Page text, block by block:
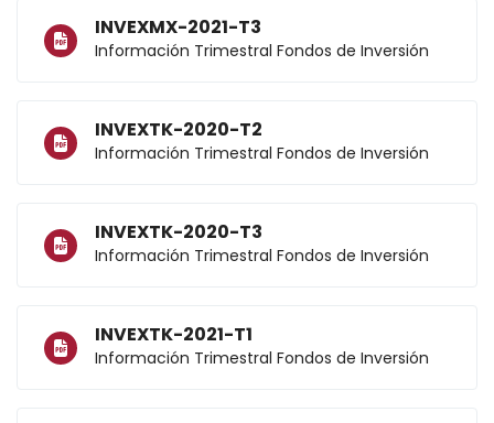
INVEXMX-2021-T3
Información Trimestral Fondos de Inversión
INVEXTK-2020-T2
Información Trimestral Fondos de Inversión
INVEXTK-2020-T3
Información Trimestral Fondos de Inversión
INVEXTK-2021-T1
Información Trimestral Fondos de Inversión